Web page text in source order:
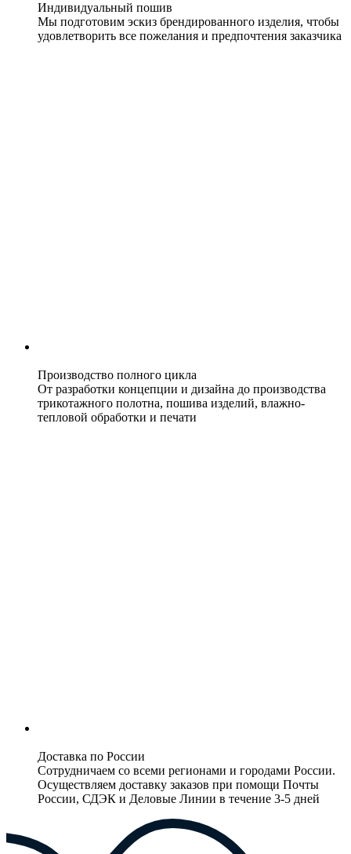
Индивидуальный пошив
Мы подготовим эскиз брендированного изделия, чтобы
удовлетворить все пожелания и предпочтения заказчика
Производство полного цикла
От разработки концепции и дизайна до производства
трикотажного полотна, пошива изделий, влажно-
тепловой обработки и печати
Доставка по России
Сотрудничаем со всеми регионами и городами России.
Осуществляем доставку заказов при помощи Почты
России, СДЭК и Деловые Линии в течение 3-5 дней